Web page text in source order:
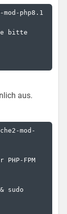
php8.1
bitte
aus.
mod-
FPM
sudo